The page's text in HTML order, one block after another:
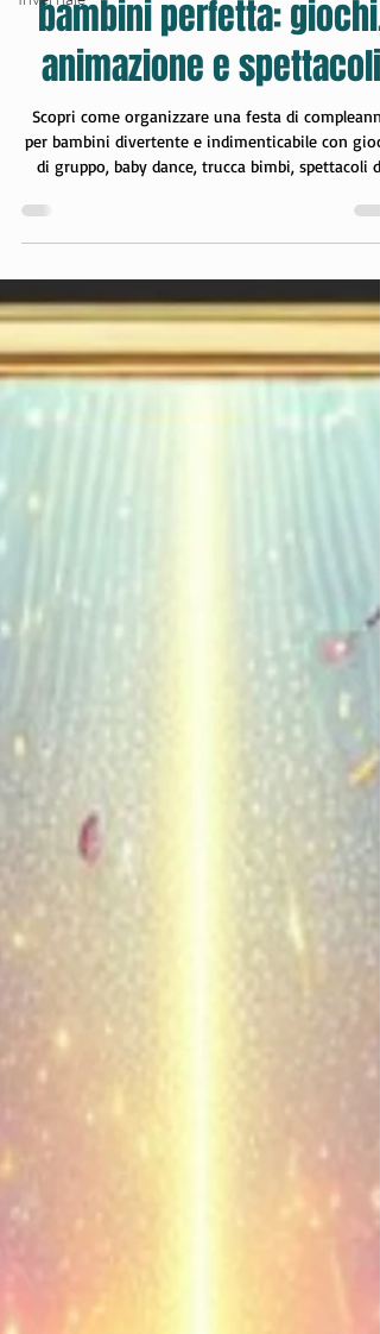
bambini perfetta: giochi,
animazione e spettacoli
Scopri come organizzare una festa di compleanno
per bambini divertente e indimenticabile con
di gruppo, baby dance, trucca bimbi, spettacoli di